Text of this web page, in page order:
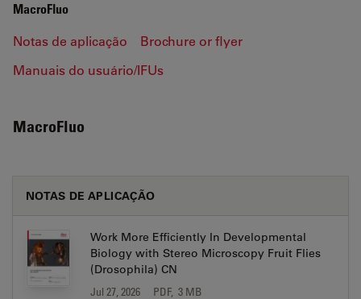
MacroFluo
Notas de aplicação
Brochure or flyer
Manuais do usuário/IFUs
MacroFluo
NOTAS DE APLICAÇÃO
Work More Efficiently In Developmental
Biology with Stereo Microscopy Fruit Flies
(Drosophila) CN
Jul 27, 2026 PDF, 3 MB